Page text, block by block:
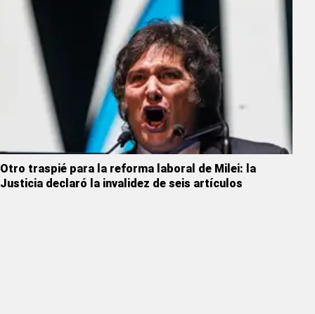
Otro traspié para la reforma laboral de Milei: la
Justicia declaró la invalidez de seis artículos